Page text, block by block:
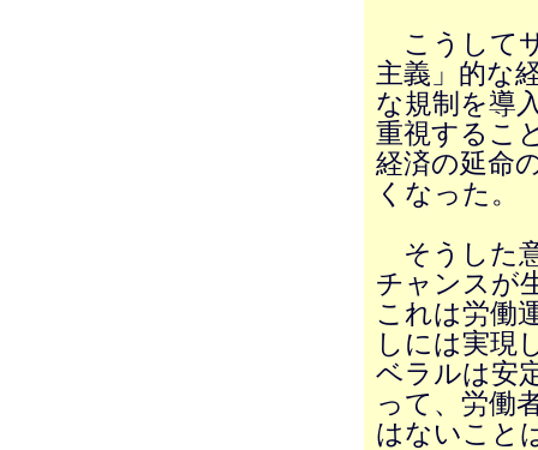
こうして
主義」的な
な規制を導
重視するこ
経済の延命
くなった。
そうした
チャンスが
これは労働
しには実現
ベラルは安
って、労働
はないこと